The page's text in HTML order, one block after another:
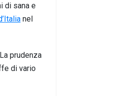
di sana e
nel
La prudenza
di vario